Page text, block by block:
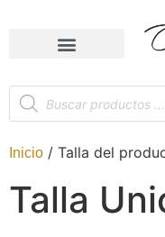
Inicio / Talla del
Talla